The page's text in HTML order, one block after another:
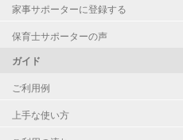
家事サポーターに登録する
保育士サポーターの声
ガイド
ご利用例
上手な使い方